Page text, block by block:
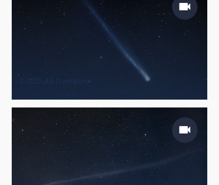
C/2025 A6 (Lemmon)